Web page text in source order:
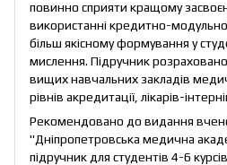
повинно сприяти кращому
використанні кредитно-
більш якісному формування у
мислення. Підручник розраховано
вищих навчальних закладів
рівнів акредитації, лікарів-
Рекомендовано до видання
"Дніпропетровська медична
підручник для студентів 4-6